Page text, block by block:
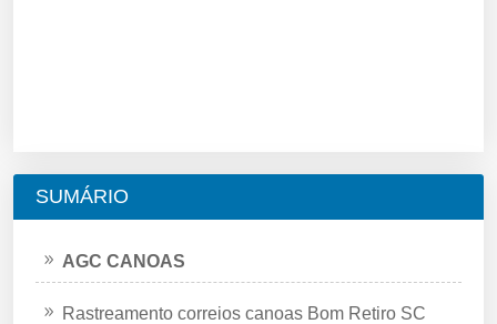
SUMÁRIO
AGC CANOAS
Rastreamento correios canoas Bom Retiro SC